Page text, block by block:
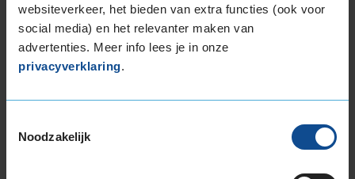
websiteverkeer, het bieden van extra functies (ook voor
social media) en het relevanter maken van
advertenties. Meer info lees je in onze
privacyverklaring.
Noodzakelijk
185/65R14 86T
15-inch banden
165/60R15 81T EXTRALOAD
175/65R15 88T EXTRALOAD
185/55R15 86H EXTRALOAD